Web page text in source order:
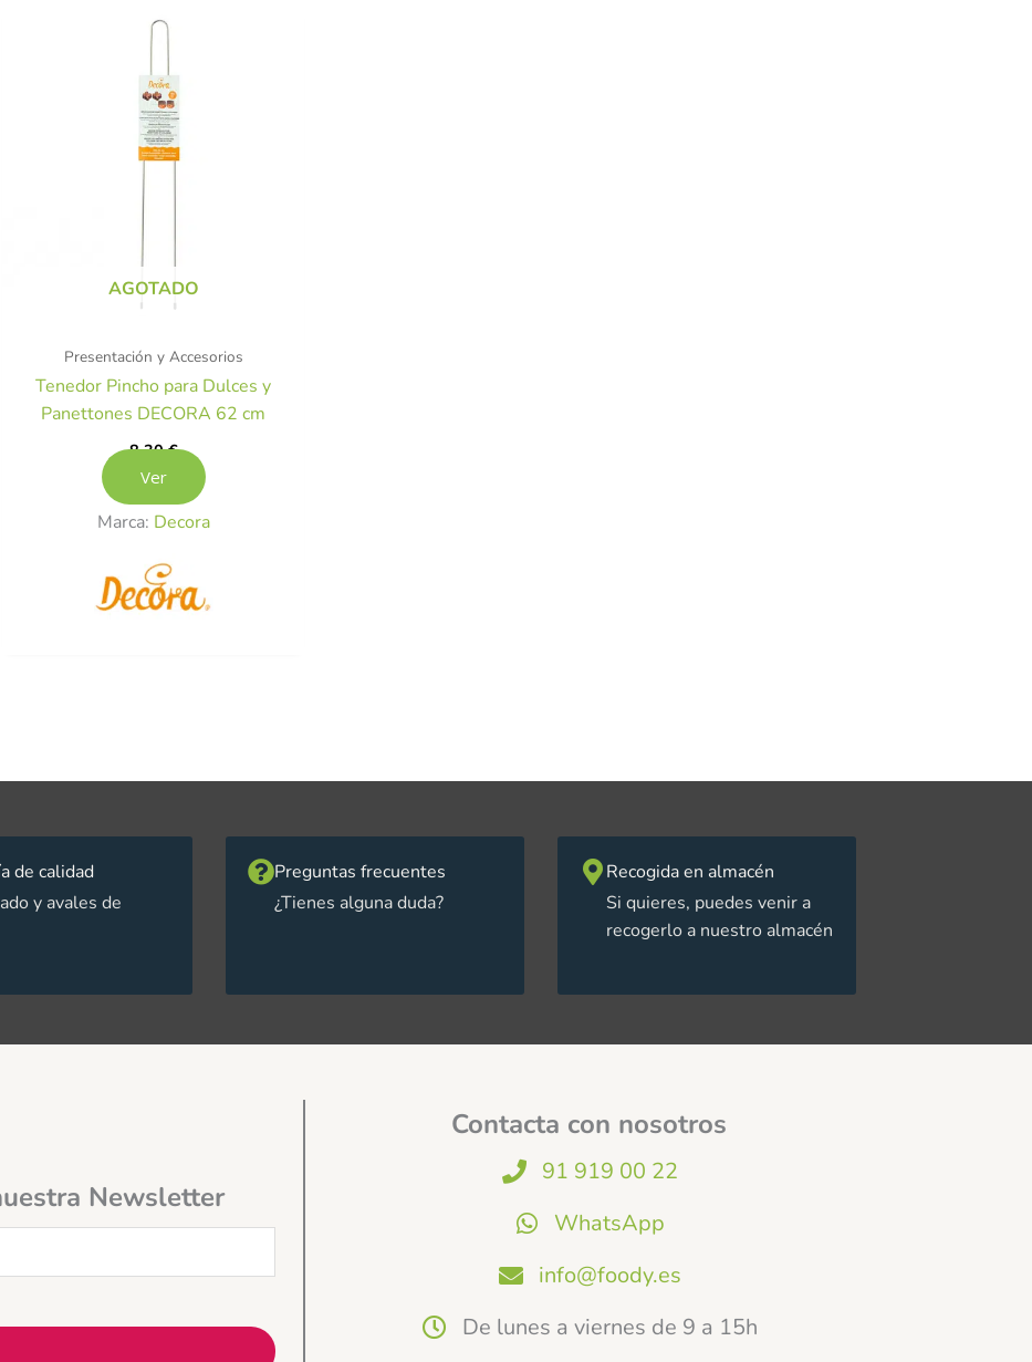
AGOTADO
Presentación y Accesorios
Tenedor Pincho para Dulces y
Panettones DECORA 62 cm
8,30€
Ver
Marca: Decora
de calidad
y avales de
Preguntas frecuentes
¿Tienes alguna duda?
Recogida en almacén
Si quieres, puedes venir a
recogerlo a nuestro almacén
Newsletter
Contacta con nosotros
91 919 00 22
WhatsApp
info@foody.es
De lunes a viernes de 9 a 15h